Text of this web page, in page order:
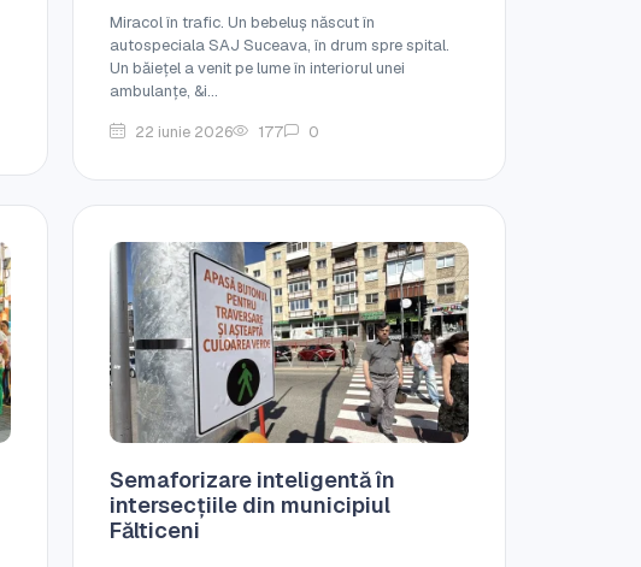
Miracol în trafic. Un bebeluș născut în
autospeciala SAJ Suceava, în drum spre spital.
Un băiețel a venit pe lume în interiorul unei
ambulanțe, &i...
22 iunie 2026
177 0
Semaforizare inteligentă în
intersecțiile din municipiul
Fălticeni